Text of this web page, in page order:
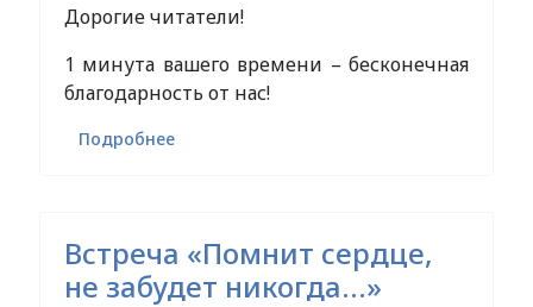
Дорогие читатели!
1 минута вашего времени – бесконечная
благодарность от нас!
Подробнее
Встреча «Помнит сердце,
не забудет никогда…»